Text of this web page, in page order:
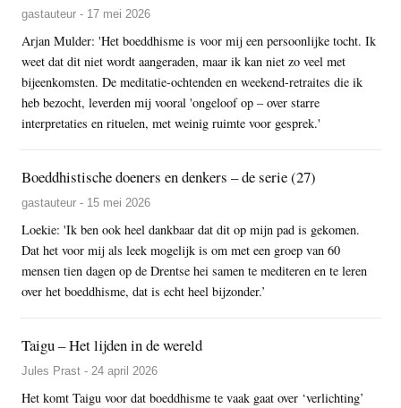
gastauteur - 17 mei 2026
Arjan Mulder: 'Het boeddhisme is voor mij een persoonlijke tocht. Ik
weet dat dit niet wordt aangeraden, maar ik kan niet zo veel met
bijeenkomsten. De meditatie-ochtenden en weekend-retraites die ik
heb bezocht, leverden mij vooral 'ongeloof op – over starre
interpretaties en rituelen, met weinig ruimte voor gesprek.'
Boeddhistische doeners en denkers – de serie (27)
gastauteur - 15 mei 2026
Loekie: 'Ik ben ook heel dankbaar dat dit op mijn pad is gekomen.
Dat het voor mij als leek mogelijk is om met een groep van 60
mensen tien dagen op de Drentse hei samen te mediteren en te leren
over het boeddhisme, dat is echt heel bijzonder.’
Taigu – Het lijden in de wereld
Jules Prast - 24 april 2026
Het komt Taigu voor dat boeddhisme te vaak gaat over ‘verlichting’